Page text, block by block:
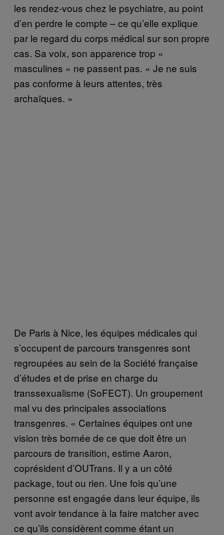
les rendez-vous chez le psychiatre, au point
d’en perdre le compte – ce qu’elle explique
par le regard du corps médical sur son propre
cas. Sa voix, son apparence trop «
masculines » ne passent pas. « Je ne suis
pas conforme à leurs attentes, très
archaïques. »
De Paris à Nice, les équipes médicales qui
s’occupent de parcours transgenres sont
regroupées au sein de la Société française
d’études et de prise en charge du
transsexualisme (SoFECT). Un groupement
mal vu des principales associations
transgenres. « Certaines équipes ont une
vision très bornée de ce que doit être un
parcours de transition, estime Aaron,
coprésident d’OUTrans. Il y a un côté
package, tout ou rien. Une fois qu’une
personne est engagée dans leur équipe, ils
vont avoir tendance à la faire matcher avec
ce qu’ils considèrent comme étant un